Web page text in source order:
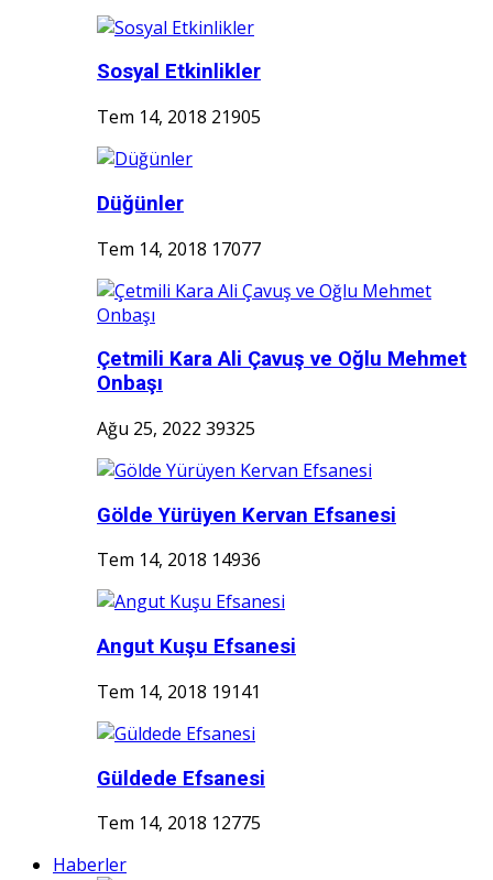
Sosyal Etkinlikler
Tem 14, 2018 21905
Düğünler
Tem 14, 2018 17077
Çetmili Kara Ali Çavuş ve Oğlu Mehmet
Onbaşı
Ağu 25, 2022 39325
Gölde Yürüyen Kervan Efsanesi
Tem 14, 2018 14936
Angut Kuşu Efsanesi
Tem 14, 2018 19141
Güldede Efsanesi
Tem 14, 2018 12775
Haberler